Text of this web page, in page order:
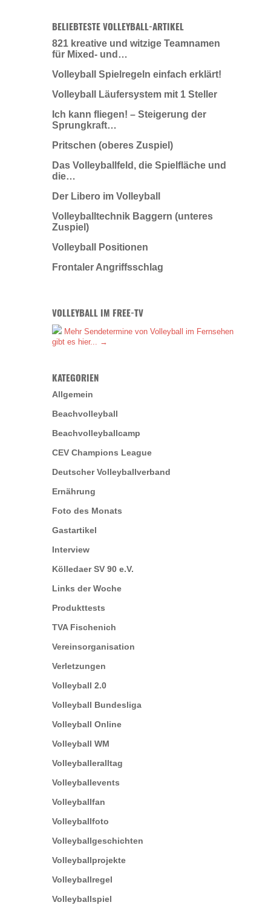
BELIEBTESTE VOLLEYBALL-ARTIKEL
821 kreative und witzige Teamnamen
für Mixed- und…
Volleyball Spielregeln einfach erklärt!
Volleyball Läufersystem mit 1 Steller
Ich kann fliegen! – Steigerung der
Sprungkraft…
Pritschen (oberes Zuspiel)
Das Volleyballfeld, die Spielfläche und
die…
Der Libero im Volleyball
Volleyballtechnik Baggern (unteres
Zuspiel)
Volleyball Positionen
Frontaler Angriffsschlag
VOLLEYBALL IM FREE-TV
Mehr Sendetermine von Volleyball im Fernsehen
gibt es hier... →
KATEGORIEN
Allgemein
Beachvolleyball
Beachvolleyballcamp
CEV Champions League
Deutscher Volleyballverband
Ernährung
Foto des Monats
Gastartikel
Interview
Kölledaer SV 90 e.V.
Links der Woche
Produkttests
TVA Fischenich
Vereinsorganisation
Verletzungen
Volleyball 2.0
Volleyball Bundesliga
Volleyball Online
Volleyball WM
Volleyballeralltag
Volleyballevents
Volleyballfan
Volleyballfoto
Volleyballgeschichten
Volleyballprojekte
Volleyballregel
Volleyballspiel